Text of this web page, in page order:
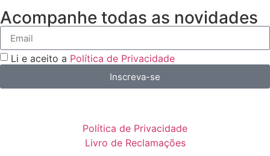
Acompanhe todas as novidades
Li e aceito a Política de Privacidade
Inscreva-se
Política de Privacidade
Livro de Reclamações